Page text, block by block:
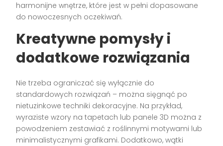
harmonijne wnętrze, które jest w pełni dopasowane
do nowoczesnych oczekiwań.
Kreatywne pomysły i
dodatkowe rozwiązania
Nie trzeba ograniczać się wyłącznie do
standardowych rozwiązań – można sięgnąć po
nietuzinkowe techniki dekoracyjne. Na przykład,
wyraziste wzory na tapetach lub panele 3D można z
powodzeniem zestawiać z roślinnymi motywami lub
minimalistycznymi grafikami. Dodatkowo, wątki